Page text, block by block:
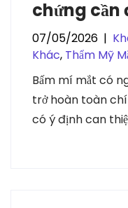
chứng cần
07/05/2026 |
Khác, Thẩm Mỹ
Bấm mí mắt có
trở hoàn toàn
có ý định can